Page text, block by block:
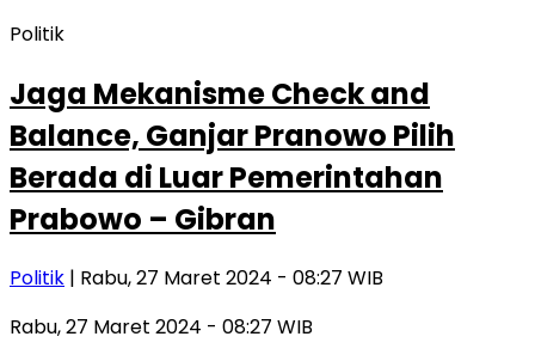
Politik
Jaga Mekanisme Check and
Balance, Ganjar Pranowo Pilih
Berada di Luar Pemerintahan
Prabowo – Gibran
Politik | Rabu, 27 Maret 2024 - 08:27 WIB
Rabu, 27 Maret 2024 - 08:27 WIB